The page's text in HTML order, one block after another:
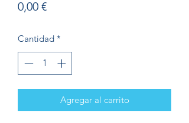
0,00 €Precio
Cantidad *
Agregar al carrito